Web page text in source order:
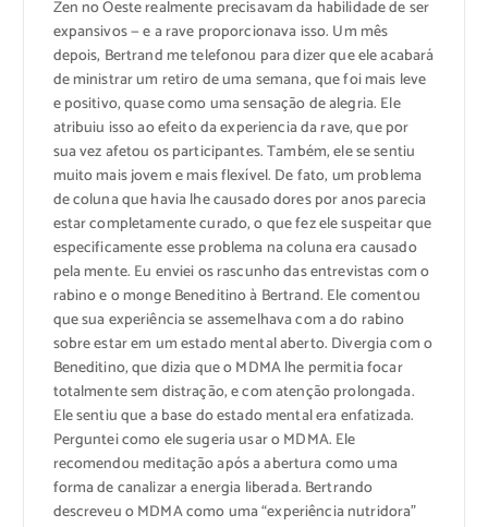
Zen no Oeste realmente precisavam da habilidade de ser
expansivos — e a rave proporcionava isso. Um mês
depois, Bertrand me telefonou para dizer que ele acabará
de ministrar um retiro de uma semana, que foi mais leve
e positivo, quase como uma sensação de alegria. Ele
atribuiu isso ao efeito da experiencia da rave, que por
sua vez afetou os participantes. Também, ele se sentiu
muito mais jovem e mais flexível. De fato, um problema
de coluna que havia lhe causado dores por anos parecia
estar completamente curado, o que fez ele suspeitar que
especificamente esse problema na coluna era causado
pela mente. Eu enviei os rascunho das entrevistas com o
rabino e o monge Beneditino à Bertrand. Ele comentou
que sua experiência se assemelhava com a do rabino
sobre estar em um estado mental aberto. Divergia com o
Beneditino, que dizia que o MDMA lhe permitia focar
totalmente sem distração, e com atenção prolongada.
Ele sentiu que a base do estado mental era enfatizada.
Perguntei como ele sugeria usar o MDMA. Ele
recomendou meditação após a abertura como uma
forma de canalizar a energia liberada. Bertrando
descreveu o MDMA como uma “experiência nutridora”